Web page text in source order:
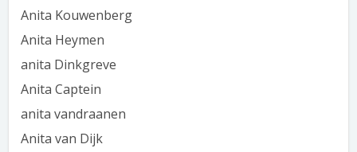
Anita Kouwenberg
Anita Heymen
anita Dinkgreve
Anita Captein
anita vandraanen
Anita van Dijk